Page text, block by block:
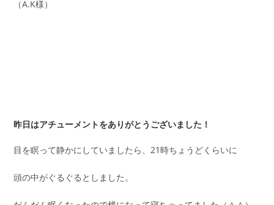
（A.K様）
昨日はアチューメントをありがとうございました！
目を瞑って静かにしていましたら、21時ちょうどくらいに
頭の中がぐるぐるとしました。